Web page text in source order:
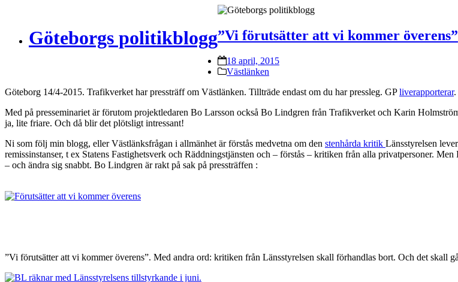
Göteborgs politikblogg”Vi förutsätter att vi kommer överens”
18 april, 2015
Västlänken
Göteborg 14/4-2015. Trafikverket har pressträff om Västlänken. Tillträde endast om du har pressleg. GPliverapporterar.
Med på presseminariet är förutom projektledaren Bo Larsson också Bo Lindgren från Trafikverket och Karin
ja, lite friare. Och då blir det plötsligt intressant!
Ni som följ min blogg, eller Västlänksfrågan i allmänhet är förstås medvetna om den stenhårda kritik Länsstyrelsen
remissinstanser, t ex Statens Fastighetsverk och Räddningstjänsten och – förstås – kritiken från alla privatpersoner.
– och ändra sig snabbt. Bo Lindgren är rakt på sak på pressträffen :
”Vi förutsätter att vi kommer överens”. Med andra ord: kritiken från Länsstyrelsen skall förhandlas bort. Och det skall